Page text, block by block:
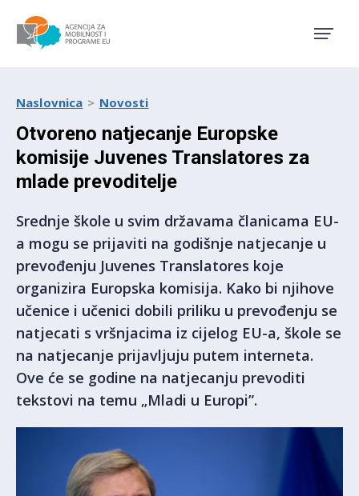
Naslovnica Novosti
Otvoreno natjecanje Europske
komisije Juvenes Translatores za
mlade prevoditelje
Srednje škole u svim državama članicama EU-
a mogu se prijaviti na godišnje natjecanje u
prevođenju Juvenes Translatores koje
organizira Europska komisija. Kako bi njihove
učenice i učenici dobili priliku u prevođenju se
natjecati s vršnjacima iz cijelog EU-a, škole se
na natjecanje prijavljuju putem interneta.
Ove će se godine na natjecanju prevoditi
tekstovi na temu „Mladi u Europi”.